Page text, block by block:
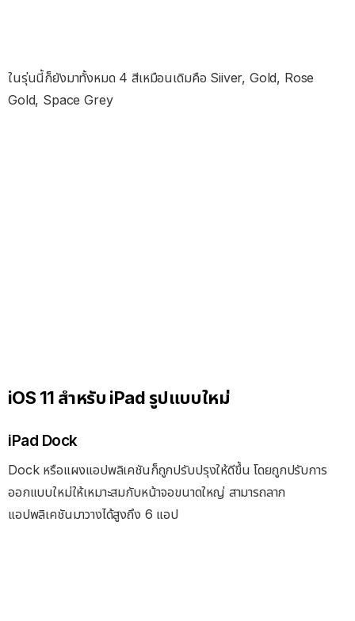
ในรุ่นนี้ก็ยังมาทั้งหมด 4 สีเหมือนเดิมคือ Siiver, Gold, Rose
Gold, Space Grey
iOS 11 สำหรับ iPad รูปแบบใหม่
iPad Dock
Dock หรือแผงแอปพลิเคชันก็ถูกปรับปรุงให้ดีขึ้น โดยถูกปรับการ
ออกแบบใหม่ให้เหมาะสมกับหน้าจอขนาดใหญ่ สามารถลาก
แอปพลิเคชันมาวางได้สูงถึง 6 แอป